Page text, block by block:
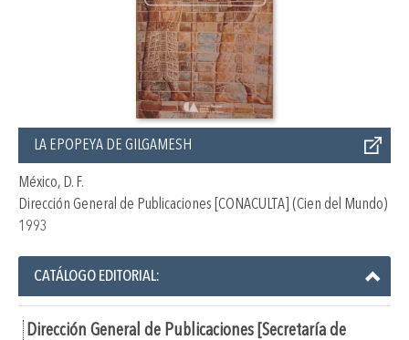
LA EPOPEYA DE GILGAMESH
México, D. F.
Dirección General de Publicaciones [CONACULTA] (Cien del Mundo)
1993
CATÁLOGO EDITORIAL:
Dirección General de Publicaciones [Secretaría de